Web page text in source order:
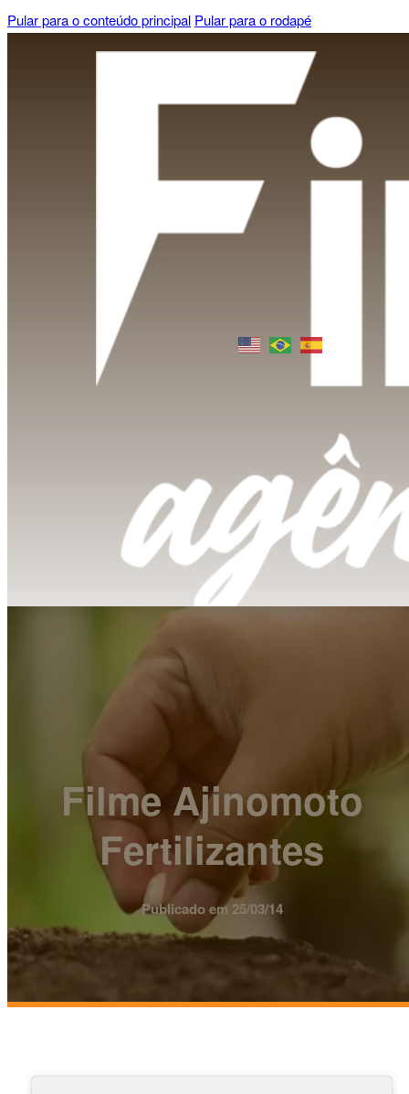
Pular para o conteúdo principal Pular para o rodapé
Filme Ajinomoto
Fertilizantes
Publicado em 25/03/14